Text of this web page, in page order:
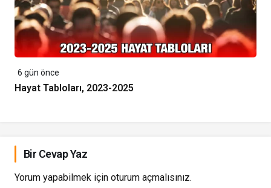
6 gün önce
Hayat Tabloları, 2023-2025
Bir Cevap Yaz
Yorum yapabilmek için oturum açmalısınız.